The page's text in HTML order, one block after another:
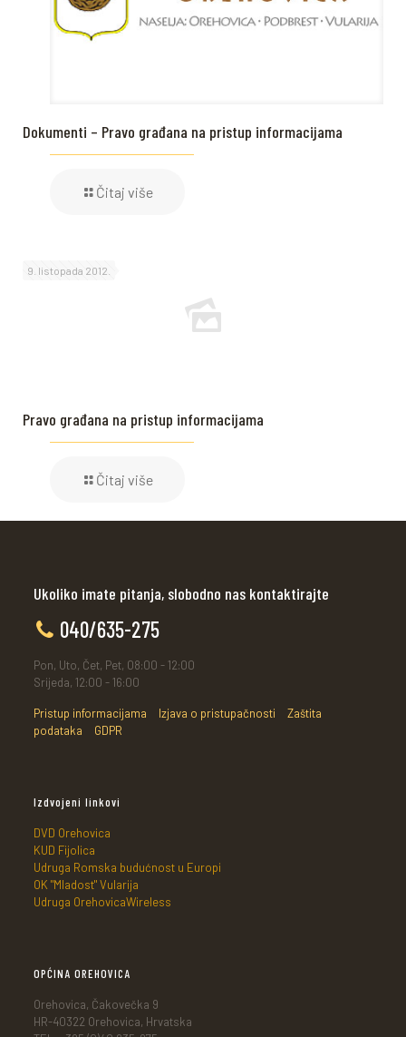
Dokumenti – Pravo građana na pristup informacijama
Čitaj više
9. listopada 2012.
Pravo građana na pristup informacijama
Čitaj više
Ukoliko imate pitanja, slobodno nas kontaktirajte
040/635-275
Pon, Uto, Čet, Pet, 08:00 - 12:00
Srijeda, 12:00 - 16:00
Pristup informacijama Izjava o pristupačnosti
Zaštita
podataka
GDPR
Izdvojeni linkovi
DVD Orehovica
KUD Fijolica
Udruga Romska budućnost u Europi
OK "Mladost" Vularija
Udruga OrehovicaWireless
OPĆINA OREHOVICA
Orehovica, Čakovečka 9
HR-40322 Orehovica, Hrvatska